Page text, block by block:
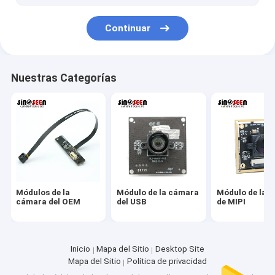
5MP Camera Module
13MP Camera Module
Lente del módulo de cámara
Módulo de la cámara de la frambuesa pi
Continuar
Nuestras Categorías
Módulos de la
cámara del OEM
Módulo de la cámara
del USB
Módulo de la
de MIPI
Inicio Mapa del Sitio
Desktop Site
Mapa del Sitio
Política de privacidad